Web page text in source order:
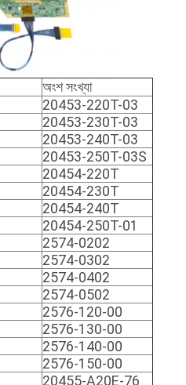
অংশ সংখ্যা
20453-220T-03
20453-230T-03
20453-240T-03
20453-250T-03S
20454-220T
20454-230T
20454-240T
20454-250T-01
2574-0202
2574-0302
2574-0402
2574-0502
2576-120-00
2576-130-00
2576-140-00
2576-150-00
20455-A20E-76